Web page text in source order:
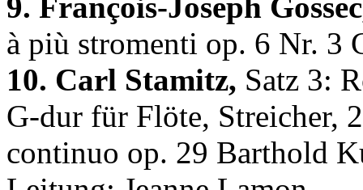
à più stromenti op. 6 Nr. 3
10. Carl Stamitz, Satz 3:
G-dur für Flöte, Streicher,
continuo op. 29 Barthold